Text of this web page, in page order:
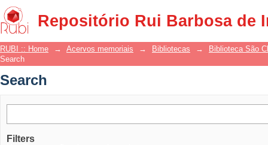
Repositório Rui Barbosa de
Search
RUBI :: Home → Acervos memoriais → Bibliotecas →
Biblioteca São
Search
Search
Filters